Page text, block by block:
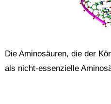
Die Aminosäuren, die der
als nicht-essenzielle